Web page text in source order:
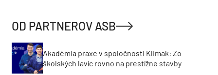
OD PARTNEROV ASB
Akadémia praxe v spoločnosti Klimak: Zo
školských lavíc rovno na prestížne stavby